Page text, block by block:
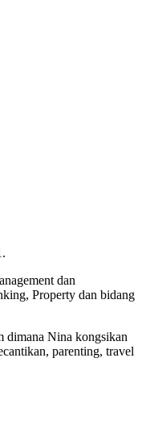
dan
Property dan bidang
dimana Nina kongsikan
parenting, travel